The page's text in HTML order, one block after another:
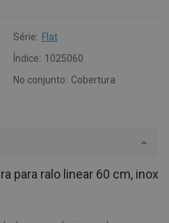
Série: Flat
Índice: 1025060
No conjunto: Cobertura
para ralo linear 60 cm, inox